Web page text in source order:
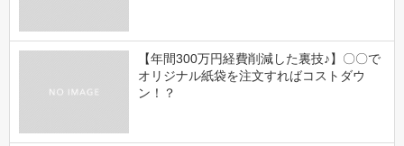
【年間300万円経費削減した裏技♪】〇〇で
オリジナル紙袋を注文すればコストダウ
ン！？